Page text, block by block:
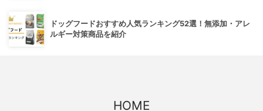
ドッグフードおすすめ人気ランキング52選！無添加・アレ
ルギー対策商品を紹介
HOME